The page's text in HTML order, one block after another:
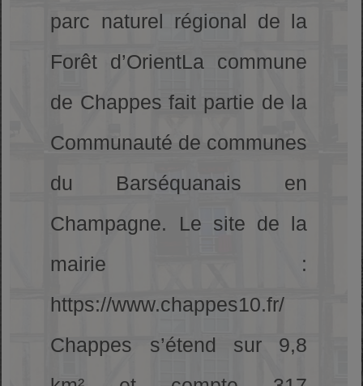
parc naturel régional de la
Forêt d’OrientLa commune
de Chappes fait partie de la
Communauté de communes
du Barséquanais en
Champagne. Le site de la
mairie :
https://www.chappes10.fr/
Chappes s’étend sur 9,8